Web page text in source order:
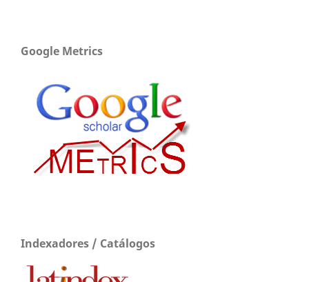
Google Metrics
Indexadores / Catálogos